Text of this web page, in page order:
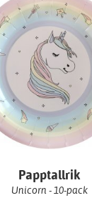
Papptallrik
Unicorn - 10-pack